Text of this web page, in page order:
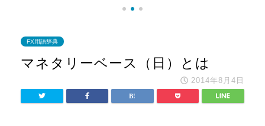
FX用語辞典
マネタリーベース（日）とは
2014年8月4日